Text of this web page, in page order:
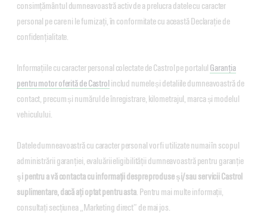
consimțământul dumneavoastră activ de a prelucra datele cu caracter
personal pe care ni le furnizați, în conformitate cu această Declarație de
confidențialitate.
Informațiile cu caracter personal colectate de Castrol pe portalul Garanția
pentru motor oferită de Castrol includ numele și detaliile dumneavoastră de
contact, precum și numărul de înregistrare, kilometrajul, marca și modelul
vehiculului.
Datele dumneavoastră cu caracter personal vor fi utilizate numai în scopul
administrării garanției, evaluării eligibilității dumneavoastră pentru garanție
și pentru a vă contacta cu informații despre produse și/sau servicii Castrol
suplimentare, dacă ați optat pentru asta . Pentru mai multe informații,
consultați secțiunea „Marketing direct” de mai jos.